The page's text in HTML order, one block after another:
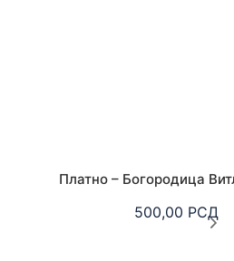
Платно – Богородица
500,00 РСД